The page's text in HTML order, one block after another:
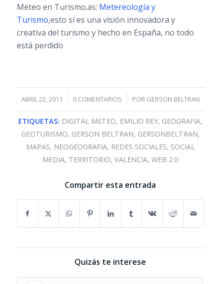
Meteo en Turismo.as: Metereología y
Turismo,esto sí es una visión innovadora y
creativa del turismo y hecho en España, no todo
está perdido
ABRIL 22, 2011 0 COMENTARIOS
/ POR GERSON BELTRAN
ETIQUETAS: DIGITAL METEO, EMILIO REY, GEOGRAFIA,
GEOTURISMO, GERSON BELTRAN, GERSONBELTRAN,
MAPAS, NEOGEOGRAFIA, REDES SOCIALES, SOCIAL
MEDIA, TERRITORIO,VALENCIA,WEB 2.0
Compartir esta entrada
Quizás te interese